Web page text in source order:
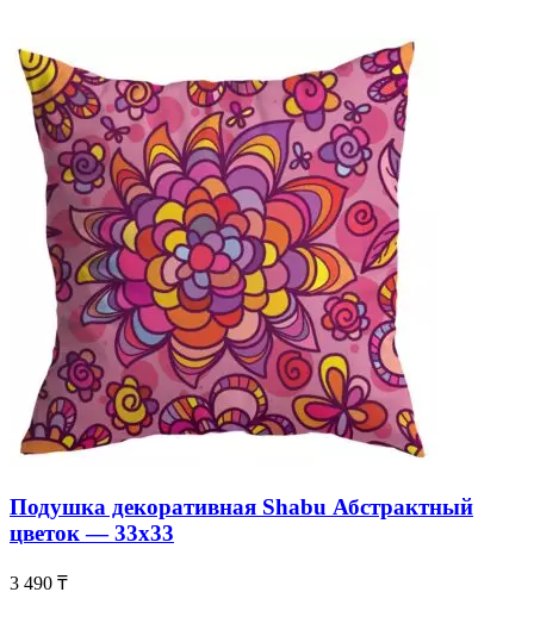
Подушка декоративная Shabu Абстрактный
цветок — 33х33
3 490 ₸